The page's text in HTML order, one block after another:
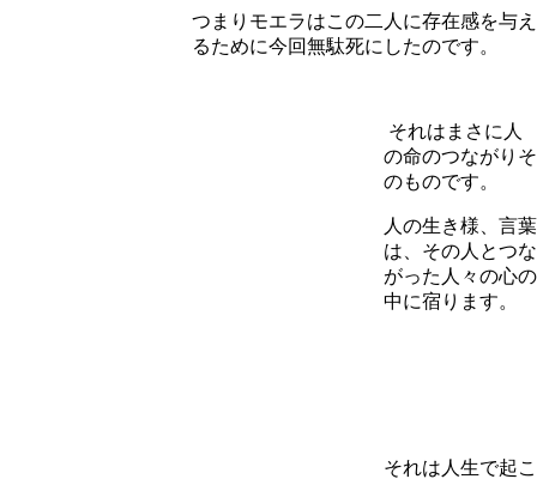
つまりモエラはこの二人に存在感を与え
るために今回無駄死にしたのです。
それはまさに人
の命のつながりそ
のものです。
人の生き様、言葉
は、その人とつな
がった人々の心の
中に宿ります。
それは人生で起こ